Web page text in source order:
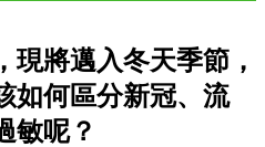
現將邁入冬天季節，
如何區分新冠、流
敏呢？